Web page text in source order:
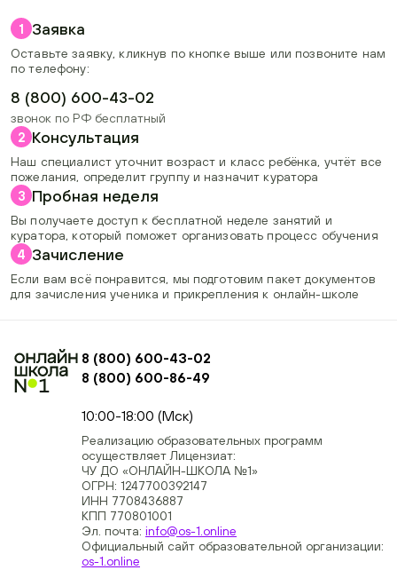
1 Заявка
Оставьте заявку, кликнув по кнопке выше или позвоните нам
по телефону:
8 (800) 600-43-02
звонок по РФ бесплатный
2 Консультация
Наш специалист уточнит возраст и класс ребёнка, учтёт все
пожелания, определит группу и назначит куратора
3 Пробная неделя
Вы получаете доступ к бесплатной неделе занятий и
куратора, который поможет организовать процесс обучения
4 Зачисление
Если вам всё понравится, мы подготовим пакет документов
для зачисления ученика и прикрепления к онлайн-школе
8 (800) 600-43-02
8 (800) 600-86-49
10:00-18:00 (Мск)
Реализацию образовательных программ
осуществляет Лицензиат:
ЧУ ДО «ОНЛАЙН-ШКОЛА №1»
ОГРН: 1247700392147
ИНН 7708436887
КПП 770801001
Эл. почта: info@os-1.online
Официальный сайт образовательной организации:
os-1.online